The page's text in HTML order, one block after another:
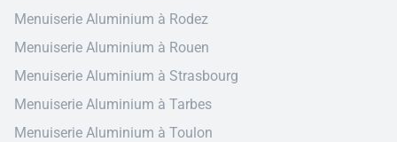
Menuiserie Aluminium à Rodez
Menuiserie Aluminium à Rouen
Menuiserie Aluminium à Strasbourg
Menuiserie Aluminium à Tarbes
Menuiserie Aluminium à Toulon